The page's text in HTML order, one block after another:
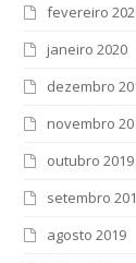
fevereiro
janeiro 2020
dezembro
novembro
outubro 2019
setembro
agosto 2019